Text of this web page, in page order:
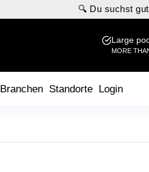
🔍 Du suchst
Large
MORE
Branchen Standorte Login